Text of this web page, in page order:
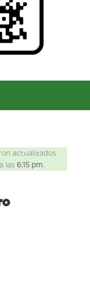
actualizados
las 6:15 pm.